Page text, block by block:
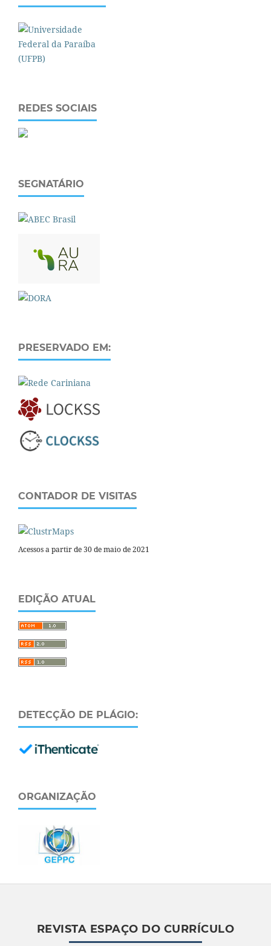
REDES SOCIAIS
SEGNATÁRIO
PRESERVADO EM:
CONTADOR DE VISITAS
Acessos a partir de 30 de maio de 2021
EDIÇÃO ATUAL
DETECÇÃO DE PLÁGIO:
ORGANIZAÇÃO
REVISTA ESPAÇO DO CURRÍCULO